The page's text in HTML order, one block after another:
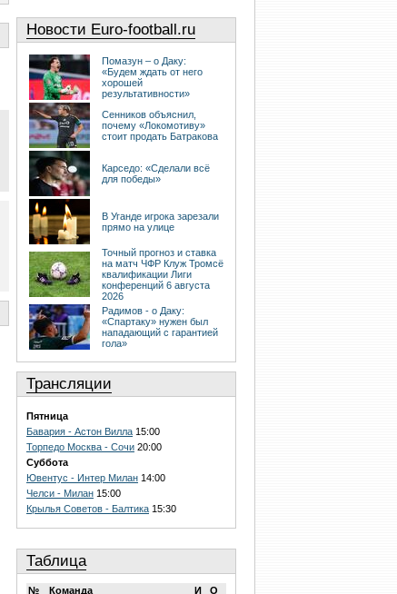
Новости Euro-football.ru
Помазун – о Даку:
«Будем ждать от него
хорошей
результативности»
Сенников объяснил,
почему «Локомотиву»
стоит продать Батракова
Карседо: «Сделали всё
для победы»
В Уганде игрока зарезали
прямо на улице
Точный прогноз и ставка
на матч ЧФР Клуж Тромсё
квалификации Лиги
конференций 6 августа
2026
Радимов - о Даку:
«Спартаку» нужен был
нападающий с гарантией
гола»
Трансляции
Пятница
Бавария - Астон Вилла 15:00
Торпедо Москва - Сочи 20:00
Суббота
Ювентус - Интер Милан 14:00
Челси - Милан 15:00
Крылья Советов - Балтика 15:30
Таблица
№ Команда И
О